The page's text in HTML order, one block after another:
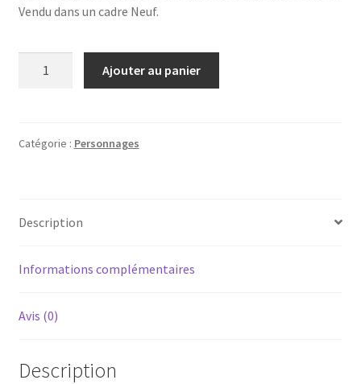
50,00€.25,00€.
Vendu dans un cadre Neuf.
Ajouter au panier
Catégorie : Personnages
Description
Informations complémentaires
Avis (0)
Description